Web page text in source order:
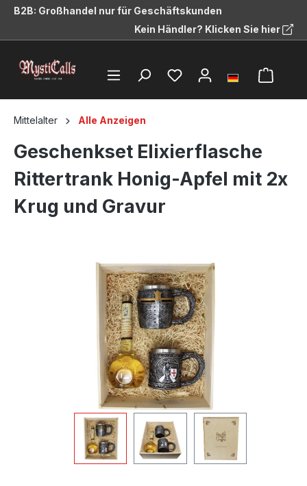
springen
B2B: Großhandel nur für Geschäftskunden
Kein Händler? Klicken Sie hier
Mittelalter Alle Anzeigen
Geschenkset Elixierflasche
Rittertrank Honig-Apfel mit 2x
Krug und Gravur
Bildergalerie überspringen